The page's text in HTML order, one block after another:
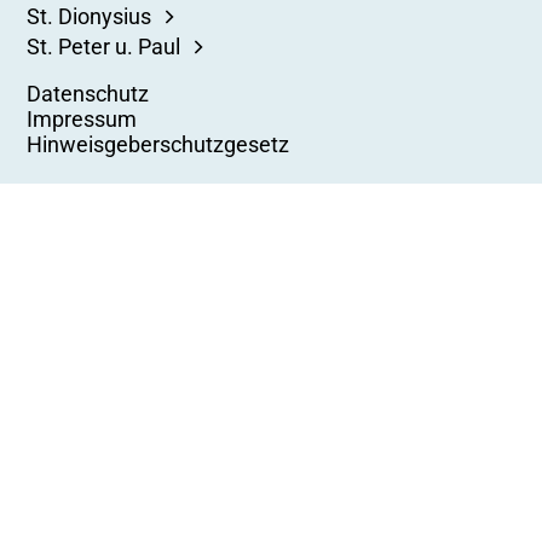
St. Dionysius
St. Peter u. Paul
Datenschutz
Impressum
Hinweisgeberschutzgesetz